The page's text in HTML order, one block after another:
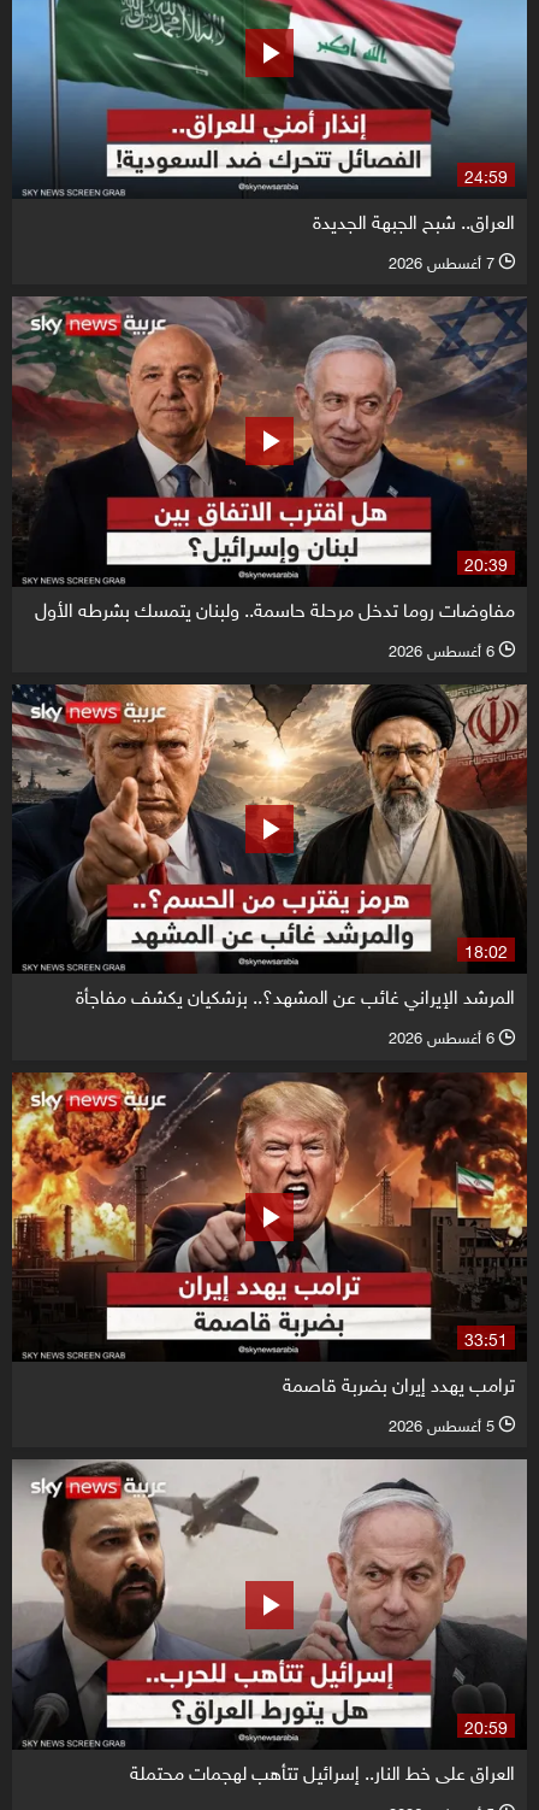
24:59
العراق.. شبح الجبهة الجديدة
l 7 أغسطس 2026
20:39
مفاوضات روما تدخل مرحلة حاسمة.. ولبنان يتمسك بشرطه الأول
l 6 أغسطس 2026
18:02
المرشد الإيراني غائب عن المشهد؟.. بزشكيان يكشف مفاجأة
l 6 أغسطس 2026
33:51
ترامب يهدد إيران بضربة قاصمة
l 5 أغسطس 2026
20:59
العراق على خط النار.. إسرائيل تتأهب لهجمات محتملة